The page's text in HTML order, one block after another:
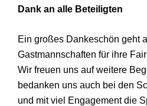
Dank an alle Beteiligten
Ein großes Dankeschön geht
Gastmannschaften für ihre
Wir freuen uns auf weitere
bedanken uns auch bei den
und mit viel Engagement die